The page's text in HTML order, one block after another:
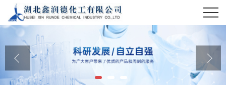
公司首页
公司介绍
公司动态